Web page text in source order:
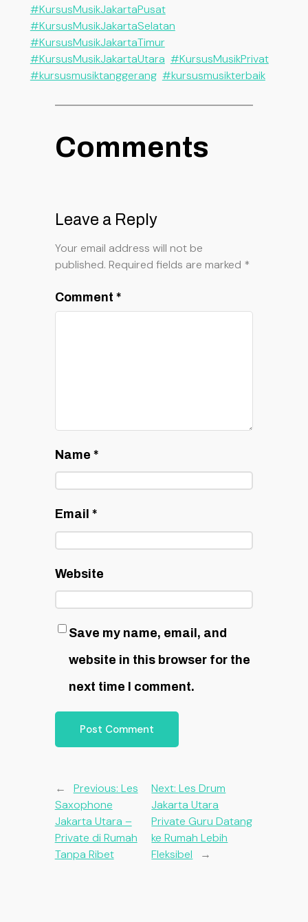
#KursusMusikJakartaPusat
#KursusMusikJakartaSelatan
#KursusMusikJakartaTimur
#KursusMusikJakartaUtara #KursusMusikPrivat
#kursusmusiktanggerang #kursusmusikterbaik
Comments
Leave a Reply
Your email address will not be
published. Required fields are marked *
Comment *
Name *
Email *
Website
Save my name, email, and
website in this browser for the
next time I comment.
← Previous: Les
Saxophone
Jakarta Utara –
Private di Rumah
Tanpa Ribet
Next:Les Drum
Jakarta Utara
Private Guru Datang
ke Rumah Lebih
Fleksibel
→